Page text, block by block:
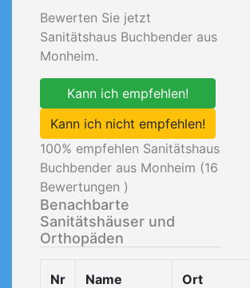
Bewerten Sie jetzt
Sanitätshaus Buchbender aus
Monheim.
Kann ich empfehlen!
Kann ich nicht empfehlen!
100% empfehlen Sanitätshaus
Buchbender aus Monheim (16
Bewertungen )
Benachbarte
Sanitätshäuser und
Orthopäden
Nr Name Ort